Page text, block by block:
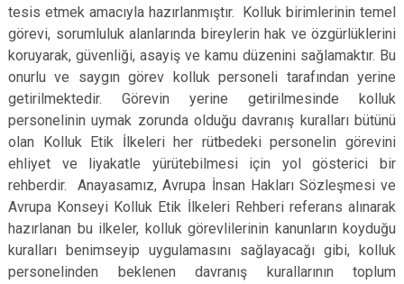
tesis etmek amacıyla hazırlanmıştır. Kolluk birimlerinin temel
görevi, sorumluluk alanlarında bireylerin hak ve özgürlüklerini
koruyarak, güvenliği, asayiş ve kamu düzenini sağlamaktır. Bu
onurlu ve saygın görev kolluk personeli tarafından yerine
getirilmektedir. Görevin yerine getirilmesinde kolluk
personelinin uymak zorunda olduğu davranış kuralları bütünü
olan Kolluk Etik İlkeleri her rütbedeki personelin görevini
ehliyet ve liyakatle yürütebilmesi için yol gösterici bir
rehberdir. Anayasamız, Avrupa İnsan Hakları Sözleşmesi ve
Avrupa Konseyi Kolluk Etik İlkeleri Rehberi referans alınarak
hazırlanan bu ilkeler, kolluk görevlilerinin kanunların koyduğu
kuralları benimseyip uygulamasını sağlayacağı gibi, kolluk
personelinden beklenen davranış kurallarının toplum